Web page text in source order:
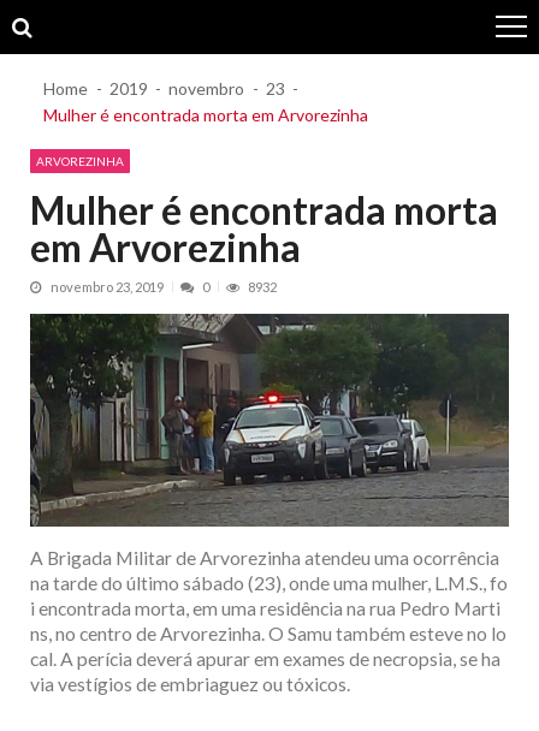
to
to
Home 2019 novembro
23
Mulher é encontrada morta em Arvorezinha
ARVOREZINHA
Mulher é encontrada morta
em Arvorezinha
novembro 23, 2019 0 8932
A Brigada Militar de Arvorezinha atendeu uma ocorrência
na tarde do último sábado (23), onde uma mulher, L.M.S., fo
i encontrada morta, em uma residência na rua Pedro Marti
ns, no centro de Arvorezinha. O Samu também esteve no lo
cal. A perícia deverá apurar em exames de necropsia, se ha
via vestígios de embriaguez ou tóxicos.